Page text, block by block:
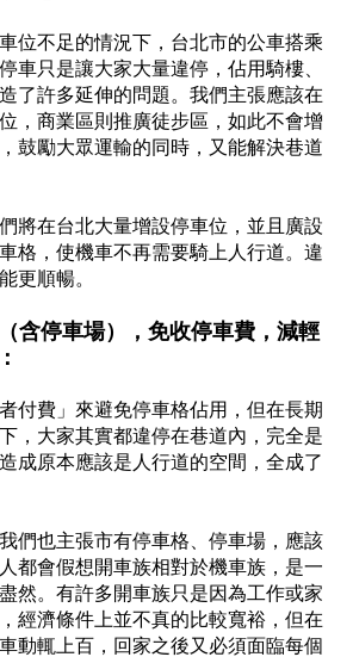
位不足的情況下，台北市的公車搭乘
車只是讓大家大量違停，佔用騎樓、
了許多延伸的問題。我們主張應該在
，商業區則推廣徒步區，如此不會增
鼓勵大眾運輸的同時，又能解決巷道
將在台北大量增設停車位，並且廣設
格，使機車不再需要騎上人行道。違
更順暢。
含停車場），免收停車費，減輕
付費」來避免停車格佔用，但在長期
，大家其實都違停在巷道內，完全是
成原本應該是人行道的空間，全成了
們也主張市有停車格、停車場，應該
都會假想開車族相對於機車族，是一
然。有許多開車族只是因為工作或家
經濟條件上並不真的比較寬裕，但在
動輒上百，回家之後又必須面臨每個